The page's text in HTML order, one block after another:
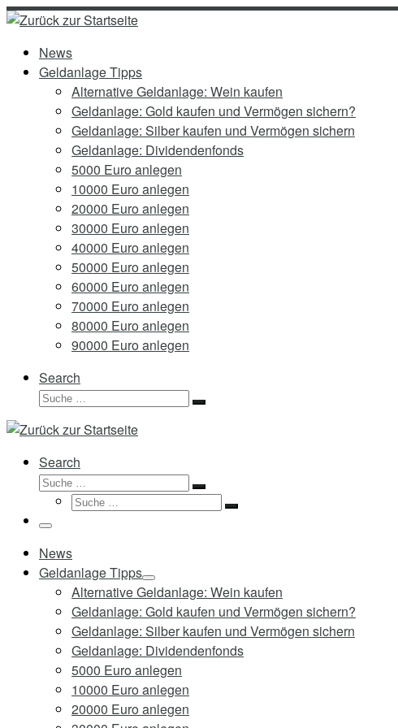
Zum
springenNews
Geldanlage Tipps
Alternative Geldanlage: Wein kaufen
Geldanlage: Gold kaufen und Vermögen sichern?
Geldanlage: Silber kaufen und Vermögen sichern
Geldanlage: Dividendenfonds
5000 Euro anlegen
10000 Euro anlegen
20000 Euro anlegen
30000 Euro anlegen
40000 Euro anlegen
50000 Euro anlegen
60000 Euro anlegen
70000 Euro anlegen
80000 Euro anlegen
90000 Euro anlegen
Search
Suche
Suche
Search
Suche
Suche
Suche
Suche
Menü
News
Geldanlage Tipps
Alternative Geldanlage: Wein kaufen
Geldanlage: Gold kaufen und Vermögen sichern?
Geldanlage: Silber kaufen und Vermögen sichern
Geldanlage: Dividendenfonds
5000 Euro anlegen
10000 Euro anlegen
20000 Euro anlegen